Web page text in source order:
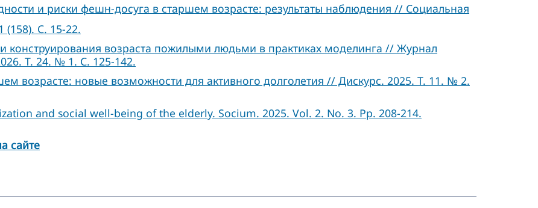
и риски фешн-досуга в старшем возрасте: результаты наблюдения // Социальная
(158). С. 15-22.
конструирования возраста пожилыми людьми в практиках моделинга // Журнал
Т. 24. № 1. С. 125-142.
возрасте: новые возможности для активного долголетия // Дискурс. 2025. Т. 11. № 2.
and social well-being of the elderly. Socium. 2025. Vol. 2. No. 3. Pp. 208-214.
сайте